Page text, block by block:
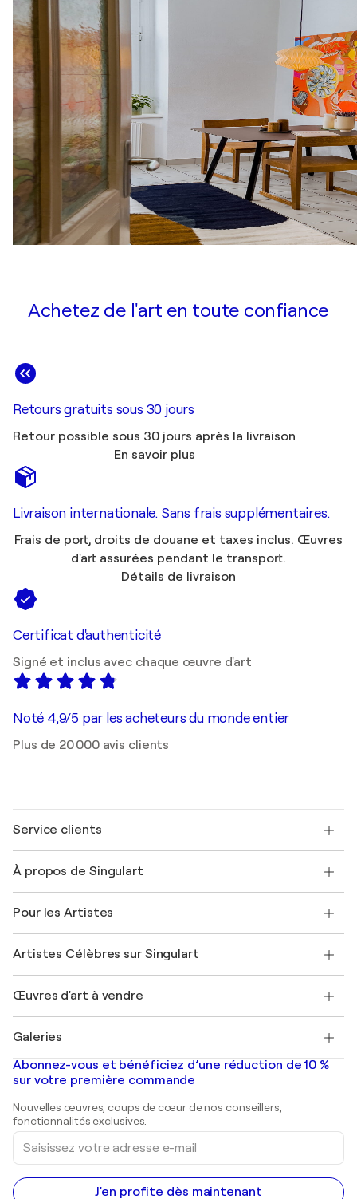
Achetez de l'art en toute confiance
Retours gratuits sous 30 jours
Retour possible sous 30 jours après la livraison
En savoir plus
Livraison internationale. Sans frais supplémentaires.
Frais de port, droits de douane et taxes inclus. Œuvres
d'art assurées pendant le transport.
Détails de livraison
Certificat d'authenticité
Signé et inclus avec chaque œuvre d'art
Noté 4,9/5 par les acheteurs du monde entier
Plus de 20 000 avis clients
Service clients
Expédition
Offrir une carte cadeau
Rejoignez notre programme commercial
Mon compte
+33 1 76 44 06 42
À propos de Singulart
FAQ
Magazine Singulart
Emplois
Découvrez une sélection d'art original
Pour les Artistes
Se connecter en tant qu'Artiste
Artistes Célèbres sur Singulart
Marc Chagall
Banksy
Mr. Brainwash
Shepard Fairey
Œuvres d'art à vendre
Tableaux abstraits à vendre
Peintures de paysage
Estampes
Peintures acryliques
Galeries
Galeries d'art en France
Galeries d'art en Belgique
Abonnez-vous et bénéficiez d’une réduction de 10 %
sur votre première commande
Nouvelles œuvres, coups de cœur de nos conseillers,
fonctionnalités exclusives.
Saisissez
votre
adresse
e-
mail
J'en profite dès maintenant